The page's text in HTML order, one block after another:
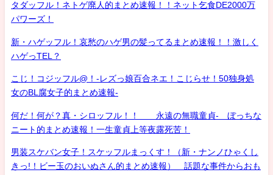
タダッフル！ネトゲ廃人的まとめ速報！！ネット乞食DE2000万
パワーズ！
新・ハゲッフル！哀愁のハゲ男の髪ってるまとめ速報！！激しく
ハゲっTEL？
こじ！コジッフル@！-レズっ娘百合ネエ！こじらせ！50独身処
女のBL腐女子的まとめ速報-
何だ！何が？真・シロッフル！！ 永遠の無職童貞- ぼっちな
ニート的まとめ速報！一生童貞上等夜露死苦！
男装スケバン女子！スケッフルまっくす！（新・ナンノひゃくし
きっ!！ビー玉のおいぬさん的まとめ速報） 話題な事件からおも